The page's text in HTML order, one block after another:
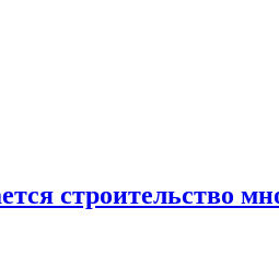
строительство